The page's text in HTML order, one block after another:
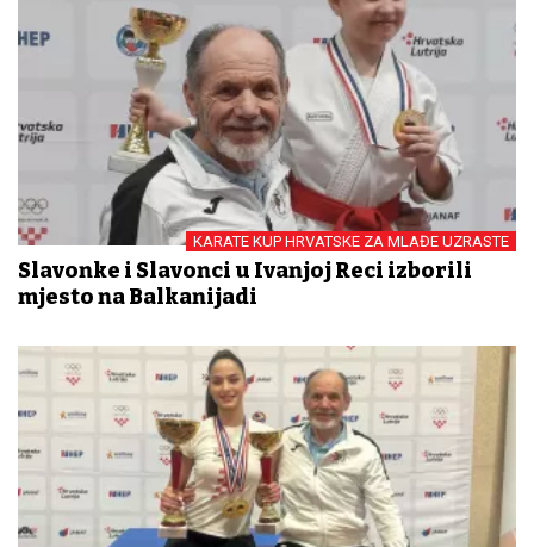
KARATE KUP HRVATSKE ZA MLAĐE UZRASTE
Slavonke i Slavonci u Ivanjoj Reci izborili
mjesto na Balkanijadi